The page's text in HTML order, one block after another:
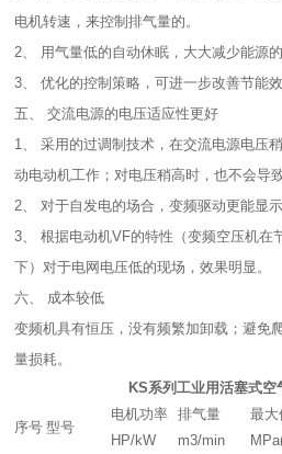
电机转速，来控制排气量的。
2、 用气量低的自动休眠，大大减少能源的
3、 优化的控制策略，可进一步改善节能效
五、 交流电源的电压适应性更好
1、 采用的过调制技术，在交流电源电压
动电动机工作；对电压稍高时，也不会导
2、 对于自发电的场合，变频驱动更能显
3、 根据电动机VF的特性（变频空压机在
下）对于电网电压低的现场，效果明显。
六、 成本较低
变频机具有恒压，没有频繁加卸载；避免
量损耗。
KS系列工业用活塞式空
序号 型号
电机功率 排气量 最大
HP/kW
m3/min